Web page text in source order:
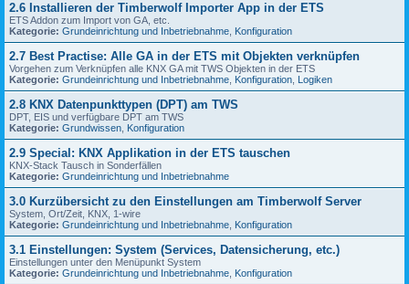
2.6 Installieren der Timberwolf Importer App in der ETS
ETS Addon zum Import von GA, etc.
Kategorie: Grundeinrichtung und Inbetriebnahme Konfiguration
2.7 Best Practise: Alle GA in der ETS mit Objekten verknüpfen
Vorgehen zum Verknüpfen alle KNX GA mit TWS Objekten in der ETS
Kategorie: Grundeinrichtung und Inbetriebnahme Konfiguration Logiken
2.8 KNX Datenpunkttypen (DPT) am TWS
DPT, EIS und verfügbare DPT am TWS
Kategorie: Grundwissen Konfiguration
2.9 Special: KNX Applikation in der ETS tauschen
KNX-Stack Tausch in Sonderfällen
Kategorie: Grundeinrichtung und Inbetriebnahme
3.0 Kurzübersicht zu den Einstellungen am Timberwolf Server
System, Ort/Zeit, KNX, 1-wire
Kategorie: Grundeinrichtung und Inbetriebnahme Konfiguration
3.1 Einstellungen: System (Services, Datensicherung, etc.)
Einstellungen unter den Menüpunkt System
Kategorie: Grundeinrichtung und Inbetriebnahme Konfiguration